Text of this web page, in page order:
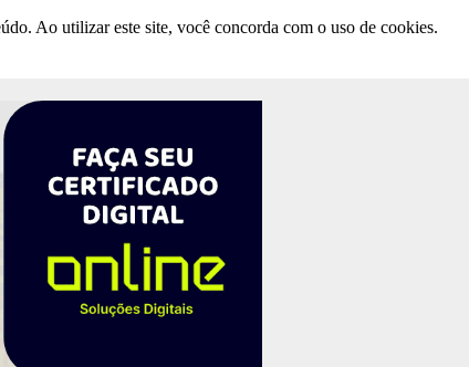
Ao utilizar este site, você concorda com o uso de cookies.